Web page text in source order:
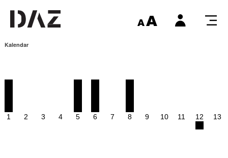
Kalendar
1 2 3 4 5 6 7 8 9 10 11 12 13